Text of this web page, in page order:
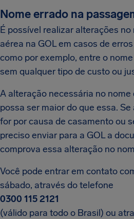
Nome errado na
É possível realizar alterações
aérea na GOL em casos de
como por exemplo, entre o
sem qualquer tipo de custo ou
A alteração necessária no
possa ser maior do que essa.
for por causa de casamento ou
preciso enviar para a GOL a
comprova essa alteração no
Você pode entrar em contato
sábado, através do telefone
0300 115 2121
(válido para todo o Brasil) ou